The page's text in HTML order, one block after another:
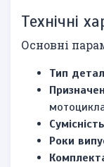
Технічні
Основні
Тип
Роки